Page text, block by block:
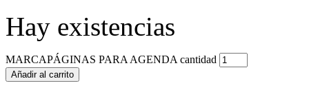
Hay existencias
MARCAPÁGINAS PARA AGENDA cantidad
Añadir al carrito